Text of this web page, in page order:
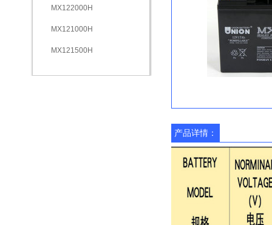
MX122000H
MX121000H
MX121500H
产品详情：